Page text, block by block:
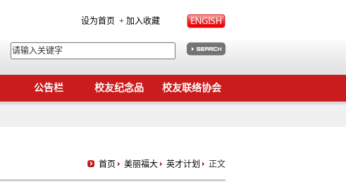
设为首页 + 加入收藏
公告栏 校友纪念品 校友联络协会
首页 美丽福大 英才计划 正文